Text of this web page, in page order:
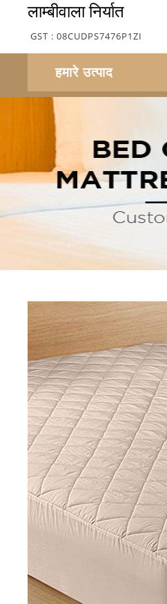
लाम्बीवाला निर्यात
GST : 08CUDPS7476P1ZI
हमारे उत्पाद